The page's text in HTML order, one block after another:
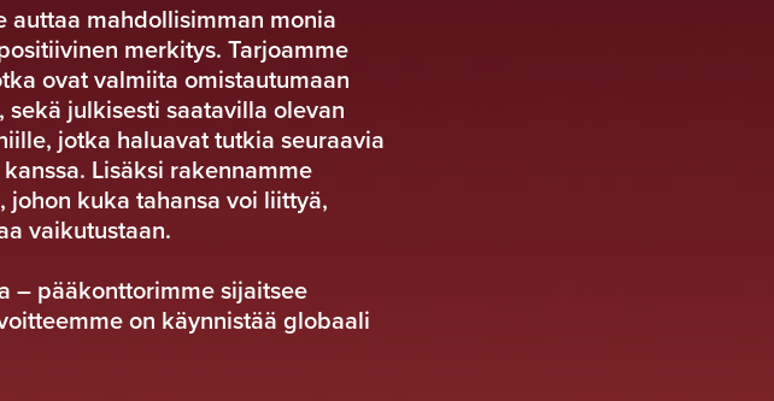
auttaa mahdollisimman monia
merkitys. Tarjoamme
ovat valmiita omistautumaan
julkisesti saatavilla olevan
jotka haluavat tutkia seuraavia
Lisäksi rakennamme
kuka tahansa voi liittyä,
vaikutustaan.
– pääkonttorimme sijaitsee
on käynnistää globaali